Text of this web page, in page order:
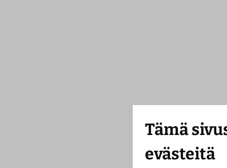
Tämä
evästeitä